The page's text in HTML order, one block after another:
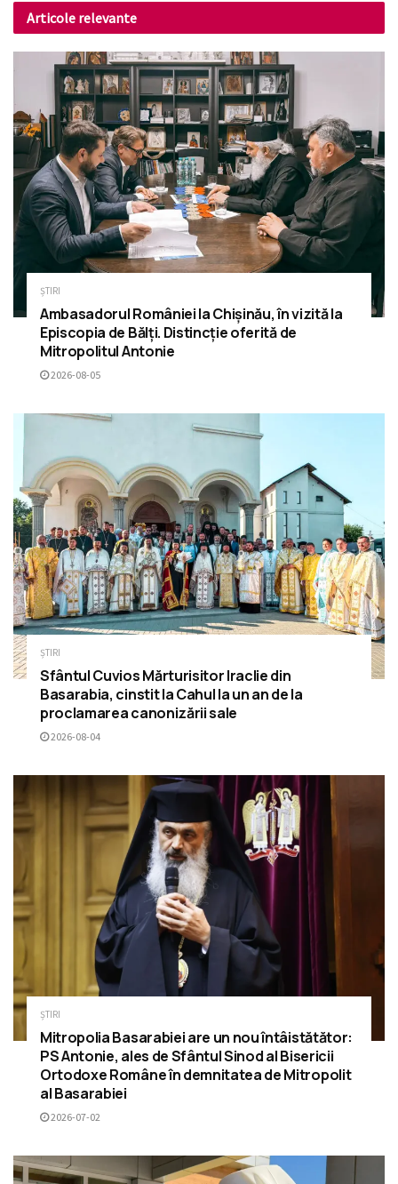
Articole relevante
ȘTIRI
Ambasadorul României la Chișinău, în vizită la
Episcopia de Bălți. Distincție oferită de
Mitropolitul Antonie
2026-08-05
ȘTIRI
Sfântul Cuvios Mărturisitor Iraclie din
Basarabia, cinstit la Cahul la un an de la
proclamarea canonizării sale
2026-08-04
ȘTIRI
Mitropolia Basarabiei are un nou întâistătător:
PS Antonie, ales de Sfântul Sinod al Bisericii
Ortodoxe Române în demnitatea de Mitropolit
al Basarabiei
2026-07-02